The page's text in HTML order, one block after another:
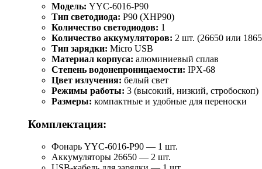
Модель: YYC-6016-P90
Тип светодиода: P90 (XHP90)
Количество светодиодов: 1
Количество аккумуляторов: 2 шт. (26650 или
Тип зарядки: Micro USB
Материал корпуса: алюминиевый сплав
Степень водонепроницаемости: IPX-68
Цвет излучения: белый свет
Режимы работы: 3 (высокий, низкий, стробоскоп)
Размеры: компактные и удобные для переноски
Комплектация:
Фонарь YYC-6016-P90 — 1 шт.
Аккумуляторы 26650 — 2 шт.